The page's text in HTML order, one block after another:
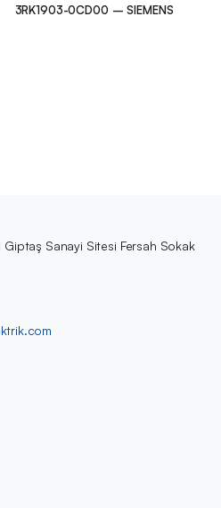
3RK1903-0CD00 – SIEMENS
Sanayi Sitesi Fersah Sokak